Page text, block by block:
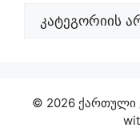
© 2026 ქართული